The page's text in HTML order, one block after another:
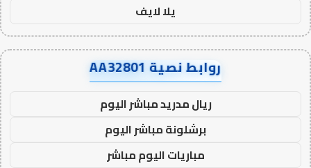
يلا لايف
روابط نصية AA32801
ريال مدريد مباشر اليوم
برشلونة مباشر اليوم
مباريات اليوم مباشر